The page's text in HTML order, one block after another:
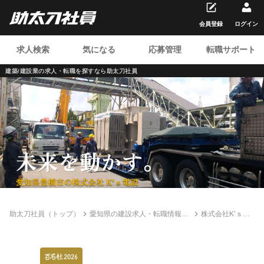
建築/建設業の求人・転職を探すなら助太刀社員
求人検索 気になる 応募管理 転職サポート
会員登録 ログイン
助太刀社員（トップ）
愛知県の建設求人・転職情報一
株式会社K’ｓ電